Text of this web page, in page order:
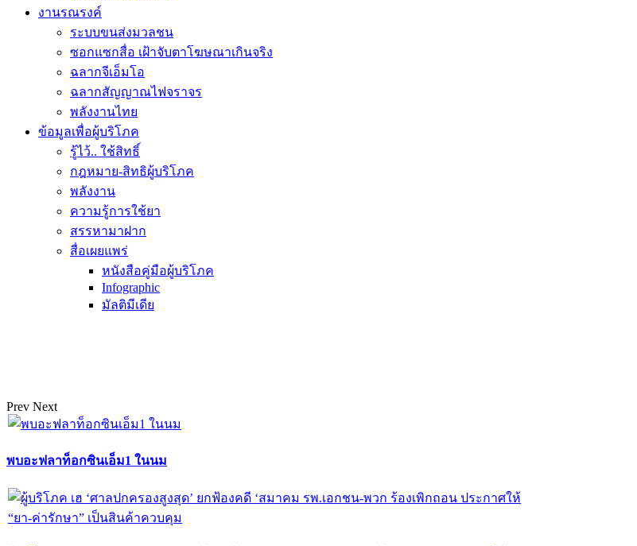
งานรณรงค์
ระบบขนส่งมวลชน
ซอกแซกสื่อ เฝ้าจับตาโฆษณาเกินจริง
ฉลากจีเอ็มโอ
ฉลากสัญญาณไฟจราจร
พลังงานไทย
ข้อมูลเพื่อผู้บริโภค
รู้ไว้.. ใช้สิทธิ์
กฎหมาย-สิทธิผู้บริโภค
พลังงาน
ความรู้การใช้ยา
สรรหามาฝาก
สื่อเผยแพร่
หนังสือคู่มือผู้บริโภค
Infographic
มัลติมีเดีย
Prev Next
พบอะฟลาท็อกซินเอ็ม1 ในนม